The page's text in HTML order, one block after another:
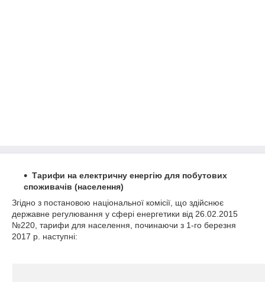
Тарифи на електричну енергію для побутових
споживачів (населення)
Згідно з постановою національної комісії, що здійснює
державне регулювання у сфері енергетики від 26.02.2015
№220, тарифи для населення, починаючи з 1-го березня
2017 р. наступні: